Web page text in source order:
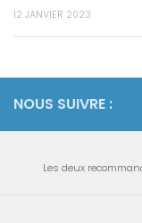
12 JANVIER 2023
NOUS SUIVRE :
Les deux